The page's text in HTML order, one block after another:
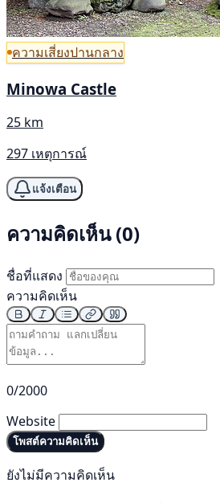
ความเสี่ยงปานกลาง
Minowa Castle
25 km
297 เหตุการณ์
แจ้งเตือน
ความคิดเห็น (0)
ชื่อที่แสดง
ความคิดเห็น
0/2000
Website
โพสต์ความคิดเห็น
ยังไม่มีความคิดเห็น